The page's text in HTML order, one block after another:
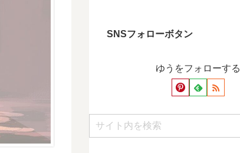
SNSフォローボタン
ゆうをフォローする